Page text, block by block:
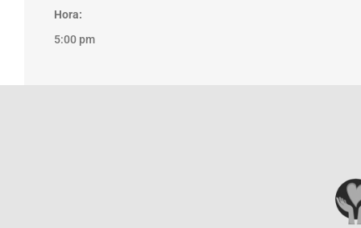
Hora:
5:00 pm